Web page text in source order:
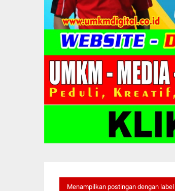
Menampilkan postingan dengan label